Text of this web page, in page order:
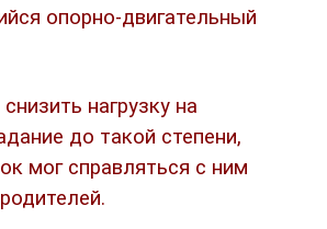
опорно-двигательный
нагрузку на
до такой степени,
мог справляться с ним